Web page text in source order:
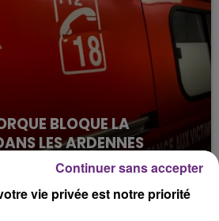
BLOQUE LA
LES ARDENNES
s'est déclaré ce mercredi en
vie privée est notre priorité
Continuer sans accepter